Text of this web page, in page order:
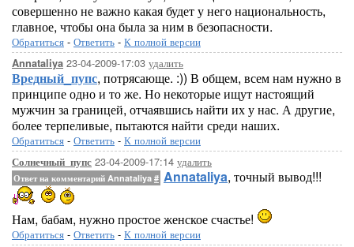
совершенно не важно какая будет у него национальность,
главное, чтобы она была за ним в безопасности.
Обратиться - Ответить - К полной версии
Annataliya 23-04-2009-17:03 удалить
Вредный_пупс, потрясающе. :)) В общем, всем нам нужно в
принципе одно и то же. Но некоторые ищут настоящий
мужчин за границей, отчаявшись найти их у нас. А другие,
более терпеливые, пытаются найти среди наших.
Обратиться - Ответить - К полной версии
Солнечный_пупс 23-04-2009-17:14 удалить
Ответ на комментарий Annataliya # Annataliya, точный вывод!!!
Нам, бабам, нужно простое женское счастье!
Обратиться - Ответить - К полной версии